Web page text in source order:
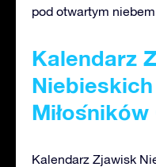
pod otwartym
Kalendarz
Niebieskich
Miłośników
Kalendarz Zjawisk